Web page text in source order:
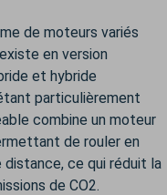
de moteurs variés
en version
et hybride
particulièrement
combine un moteur
de rouler en
ce qui réduit la
de CO2.